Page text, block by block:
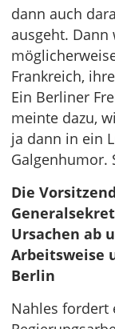
dann auch
ausgeht.
Frankreich,
Ein Berliner
meinte dazu,
ja dann in ein
Galgenhumor.
Die
Ursachen ab
Arbeitsweise
Berlin
Nahles fordert